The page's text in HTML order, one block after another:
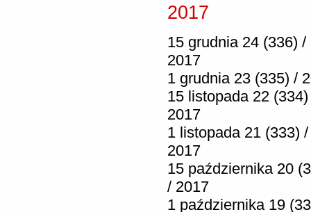
2017
15 grudnia 24 (336) /
2017
1 grudnia 23 (335) /
15 listopada 22
2017
1 listopada 21 (333) /
2017
15 października 20
/ 2017
1 października 19